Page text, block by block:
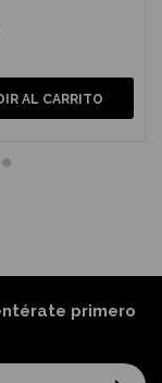
AL CARRITO
primero